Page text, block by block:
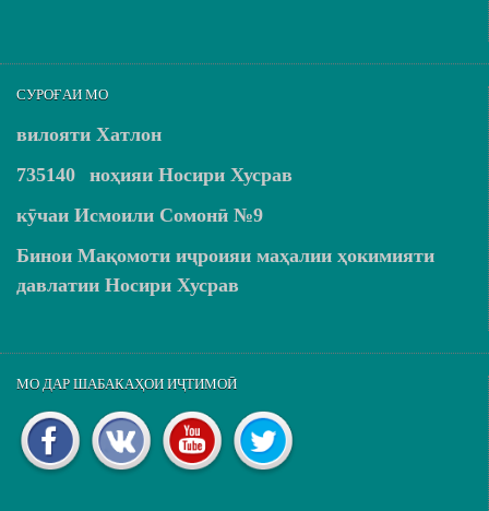
СУРОҒАИ МО
вилояти Хатлон
735140
ноҳияи Носири Хусрав
кӯчаи Исмоили Сомонӣ №9
Бинои Мақомоти иҷроияи маҳалии ҳокимияти
давлатии Носири Хусрав
МО ДАР ШАБАКАҲОИ ИҶТИМОӢ